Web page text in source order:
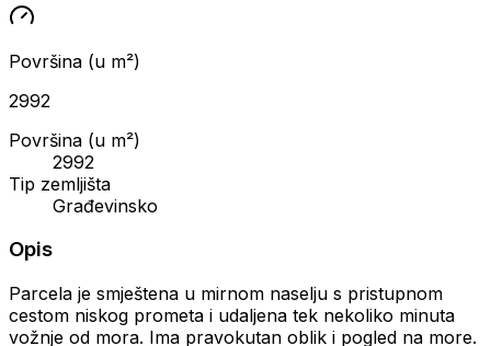
Površina (u m²)
2992
Površina (u m²)
2992
Tip zemljišta
Građevinsko
Opis
Parcela je smještena u mirnom naselju s pristupnom
cestom niskog prometa i udaljena tek nekoliko minuta
vožnje od mora. Ima pravokutan oblik i pogled na more.